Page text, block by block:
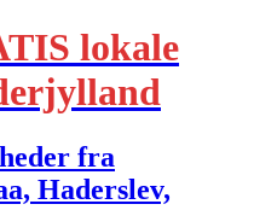
lokale
fra
Haderslev,